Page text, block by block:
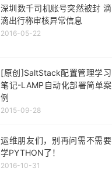
深圳数千司机账号突然被封 滴
滴出行称审核异常信息
2016-05-22
[原创]SaltStack配置管理学习
笔记-LAMP自动化部署简单案
例
2015-09-28
运维朋友们，别再问需不需要
学PYTHON了！
2016-10-31